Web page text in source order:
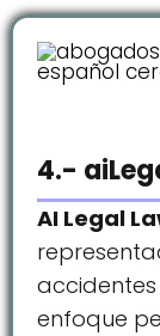
4.-
AI Legal
enfoque